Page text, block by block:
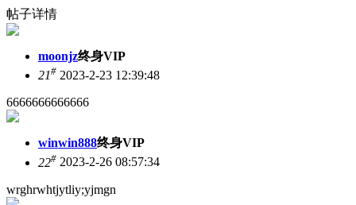
帖子详情
moonjz终身VIP
21# 2023-2-23 12:39:48
6666666666666
winwin888终身VIP
22# 2023-2-26 08:57:34
wrghrwhtjytliy;yjmgn